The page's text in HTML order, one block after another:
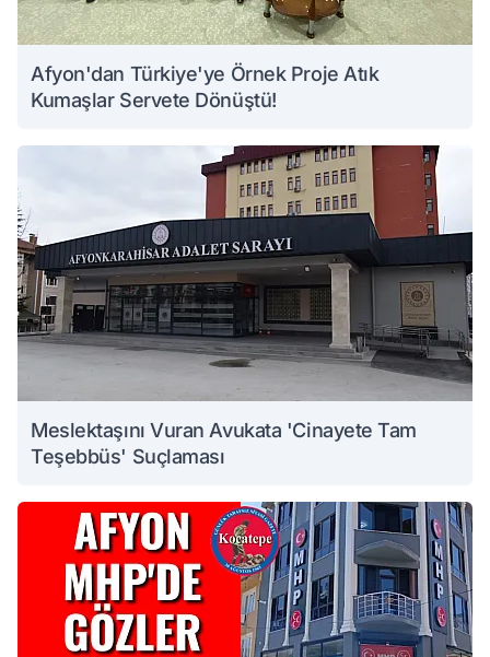
Afyon'dan Türkiye'ye Örnek Proje Atık
Kumaşlar Servete Dönüştü!
Meslektaşını Vuran Avukata 'Cinayete Tam
Teşebbüs' Suçlaması